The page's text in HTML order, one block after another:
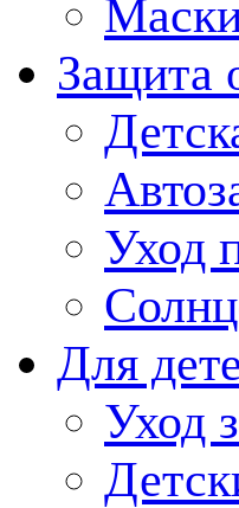
Защита
Уход
Для
Уход